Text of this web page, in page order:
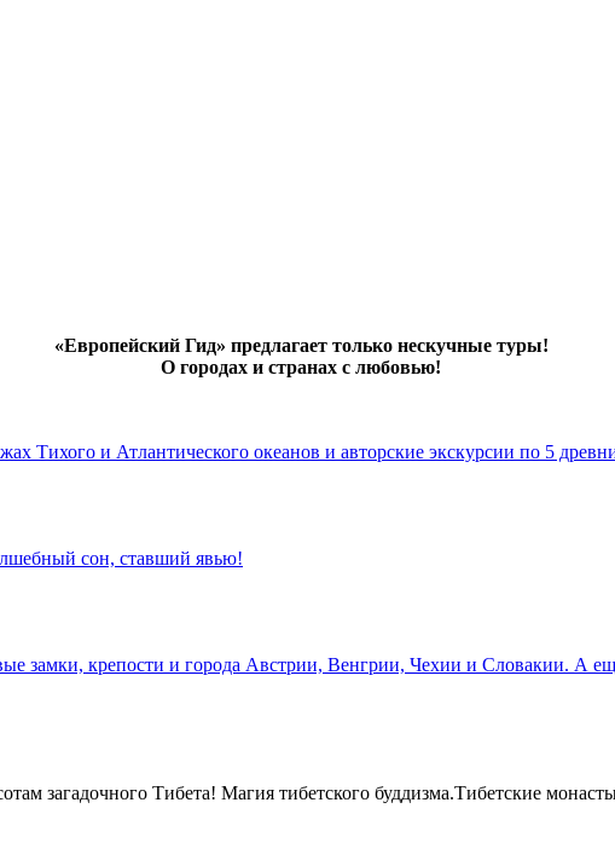
«Европейский Гид» предлагает только нескучные туры!
О городах и странах с любовью!
Тихого и Атлантического океанов и авторские экскурсии по 5
сон, ставший явью!
замки, крепости и города Австрии, Венгрии, Чехии и Словакии. А
загадочного Тибета! Магия тибетского буддизма.Тибетские